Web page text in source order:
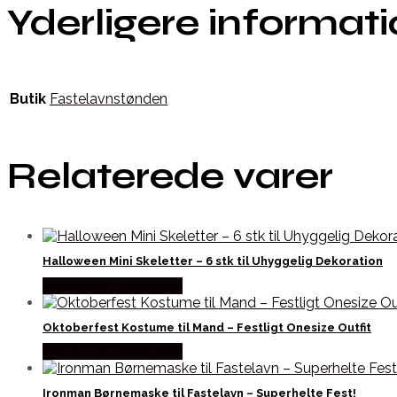
Yderligere
Butik Fastelavnstønden
Relaterede varer
Halloween Mini Skeletter – 6 stk til Uhyggelig Dekoration
Oktoberfest Kostume til Mand – Festligt Onesize Outfit
Ironman Børnemaske til Fastelavn – Superhelte Fest!